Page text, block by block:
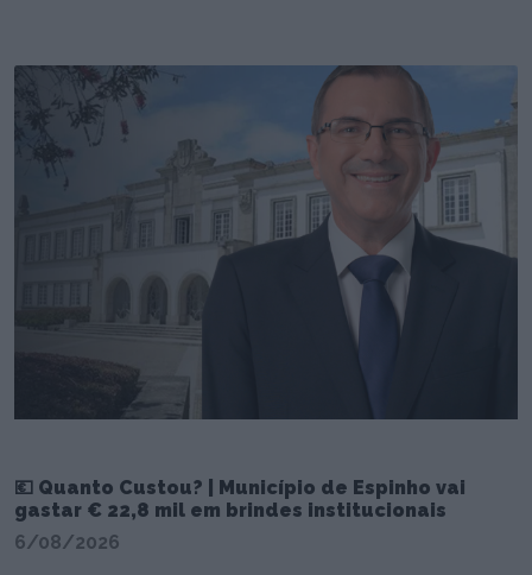
💶 Quanto Custou? | Município de Espinho vai
gastar € 22,8 mil em brindes institucionais
6/08/2026